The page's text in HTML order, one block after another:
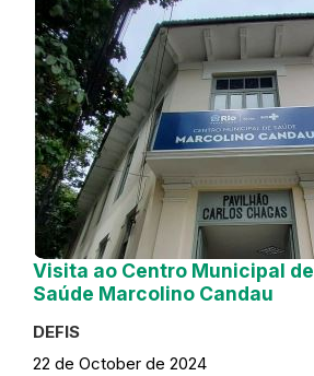
Visita ao Centro Municipal de
Saúde Marcolino Candau
DEFIS
22 de October de 2024